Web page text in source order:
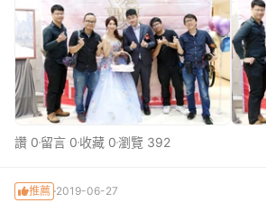
了! 小夫妻婚攝!! 作品看起來很溫暖, 很
感覺的哈哈哈)馬上聯絡! 有檔期!
一件婚禮中讓人頭痛的事小夫妻婚攝
讚 0 留言 0 收藏 0瀏覽 392
推薦 2019-06-27